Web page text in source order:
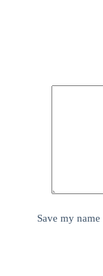
Save my